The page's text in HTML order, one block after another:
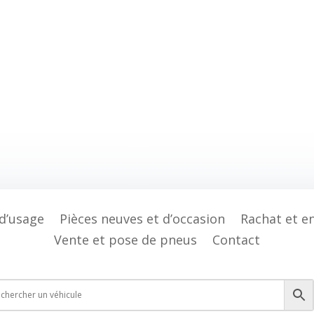
Pièces neuves et d’occasion
Rachat et
Vente et pose de pneus
Contact